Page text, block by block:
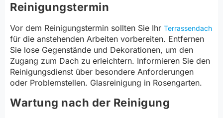
Reinigungstermin
Vor dem Reinigungstermin sollten Sie Ihr Terrassendach
für die anstehenden Arbeiten vorbereiten. Entfernen
Sie lose Gegenstände und Dekorationen, um den
Zugang zum Dach zu erleichtern. Informieren Sie den
Reinigungsdienst über besondere Anforderungen
oder Problemstellen. Glasreinigung in Rosengarten.
Wartung nach der Reinigung